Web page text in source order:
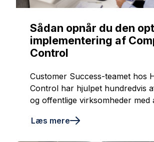
Sådan opnår du den
implementering af
Control
Customer Success-teamet hos
Control har hjulpet hundredvis
og offentlige virksomheder med
Læs mere